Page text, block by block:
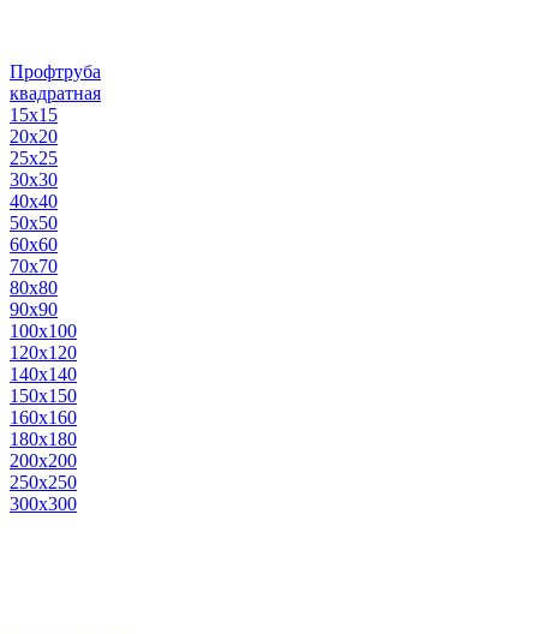
Профтруба
квадратная
15х15
20х20
25х25
30х30
40х40
50х50
60х60
70х70
80х80
90х90
100х100
120х120
140х140
150х150
160х160
180х180
200х200
250х250
300х300